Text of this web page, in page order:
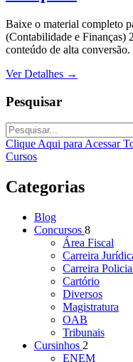
Baixe o material completo
(Contabilidade e Finanças)
conteúdo de alta conversão.
Ver Detalhes →
Pesquisar
Clique Aqui para Acessar
Cursos
Categorias
Blog
Concursos 8
Área Fiscal
Carreira
Carreira
Cartório
Diversos
Magistratura
OAB
Tribunais
Cursinhos 2
ENEM